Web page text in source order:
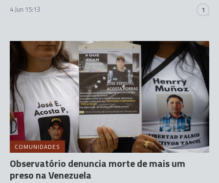
4 Jun 15:13 1
COMUNIDADES
Observatório denuncia morte de mais um
preso na Venezuela